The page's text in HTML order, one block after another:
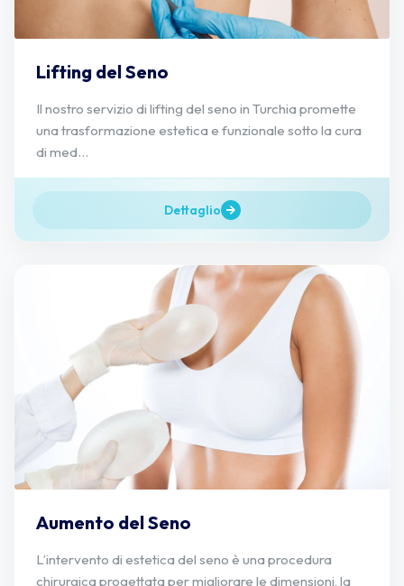
Lifting del Seno
Il nostro servizio di lifting del seno in Turchia promette
una trasformazione estetica e funzionale sotto la cura
di med...
Dettaglio
Aumento del Seno
L’intervento di estetica del seno è una procedura
chirurgica progettata per migliorare le dimensioni, la